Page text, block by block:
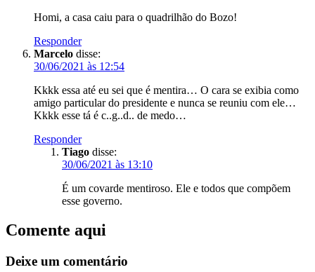
Homi, a casa caiu para o quadrilhão do Bozo!
Responder
Marcelo disse:
30/06/2021 às 12:54
Kkkk essa até eu sei que é mentira… O cara se exibia como
amigo particular do presidente e nunca se reuniu com ele…
Kkkk esse tá é c..g..d.. de medo…
Responder
Tiago disse:
30/06/2021 às 13:10
É um covarde mentiroso. Ele e todos que compõem
esse governo.
Comente aqui
Deixe um comentário